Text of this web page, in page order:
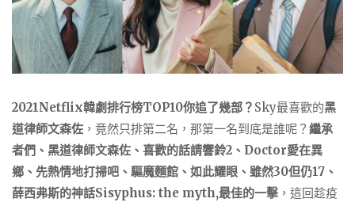
2021Netflix韓劇排行榜TOP10你追了幾部？ Sky最喜歡的黑
道律師文森佐 ，竟然只排第二名，那第一名到底是誰呢？ 繼承
者們、黑道律師文森佐、喜歡的話請響鈴2、Doctor愛在異
鄉、先熱情地打掃吧、驅魔麵館、如此耀眼、雖然30但仍17、
薛西弗斯的神話Sisyphus: the myth,最佳的一擊 ，這回趁疫